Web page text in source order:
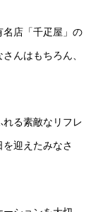
名店「千疋屋」の
んはもちろん、
れる素敵なリフレ
迎えたみなさ